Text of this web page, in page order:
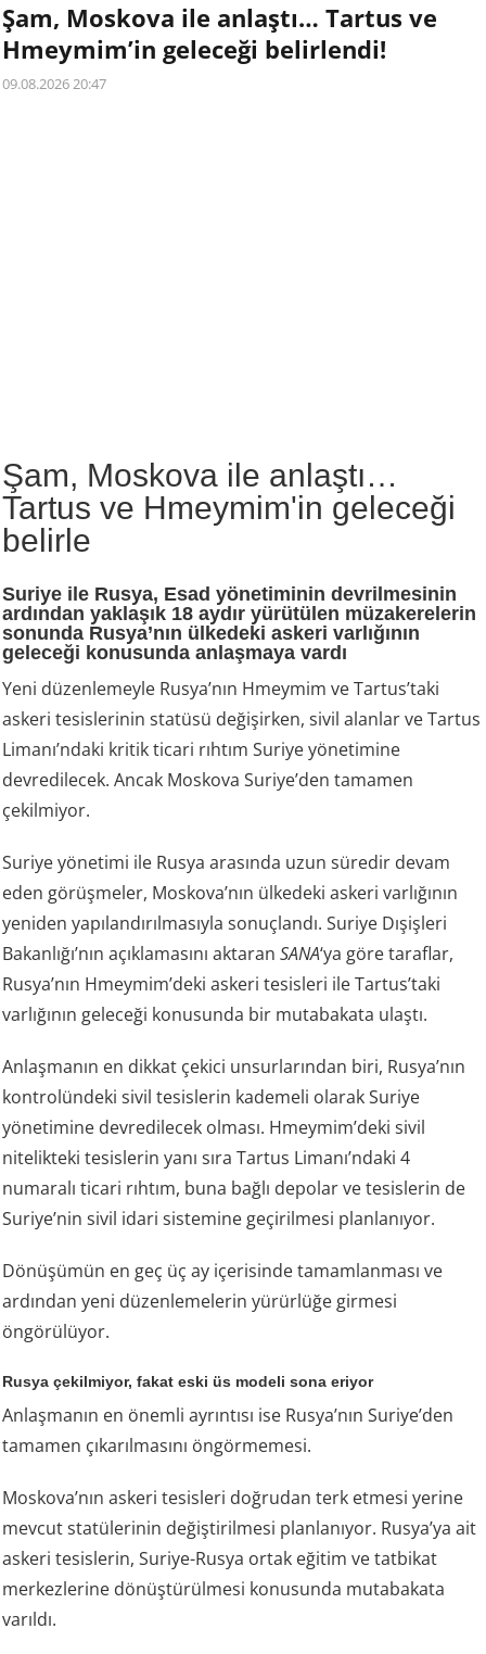
Şam, Moskova ile anlaştı… Tartus ve
Hmeymim’in geleceği belirlendi!
09.08.2026 20:47
Şam, Moskova ile anlaştı…
Tartus ve Hmeymim'in geleceği
belirle
Suriye ile Rusya, Esad yönetiminin devrilmesinin
ardından yaklaşık 18 aydır yürütülen müzakerelerin
sonunda Rusya’nın ülkedeki askeri varlığının
geleceği konusunda anlaşmaya vardı
Yeni düzenlemeyle Rusya’nın Hmeymim ve Tartus’taki
askeri tesislerinin statüsü değişirken, sivil alanlar ve Tartus
Limanı’ndaki kritik ticari rıhtım Suriye yönetimine
devredilecek. Ancak Moskova Suriye’den tamamen
çekilmiyor.
Suriye yönetimi ile Rusya arasında uzun süredir devam
eden görüşmeler, Moskova’nın ülkedeki askeri varlığının
yeniden yapılandırılmasıyla sonuçlandı. Suriye Dışişleri
Bakanlığı’nın açıklamasını aktaran SANA‘ya göre taraflar,
Rusya’nın Hmeymim’deki askeri tesisleri ile Tartus’taki
varlığının geleceği konusunda bir mutabakata ulaştı.
Anlaşmanın en dikkat çekici unsurlarından biri, Rusya’nın
kontrolündeki sivil tesislerin kademeli olarak Suriye
yönetimine devredilecek olması. Hmeymim’deki sivil
nitelikteki tesislerin yanı sıra Tartus Limanı’ndaki 4
numaralı ticari rıhtım, buna bağlı depolar ve tesislerin de
Suriye’nin sivil idari sistemine geçirilmesi planlanıyor.
Dönüşümün en geç üç ay içerisinde tamamlanması ve
ardından yeni düzenlemelerin yürürlüğe girmesi
öngörülüyor.
Rusya çekilmiyor, fakat eski üs modeli sona eriyor
Anlaşmanın en önemli ayrıntısı ise Rusya’nın Suriye’den
tamamen çıkarılmasını öngörmemesi.
Moskova’nın askeri tesisleri doğrudan terk etmesi yerine
mevcut statülerinin değiştirilmesi planlanıyor. Rusya’ya ait
askeri tesislerin, Suriye-Rusya ortak eğitim ve tatbikat
merkezlerine dönüştürülmesi konusunda mutabakata
varıldı.